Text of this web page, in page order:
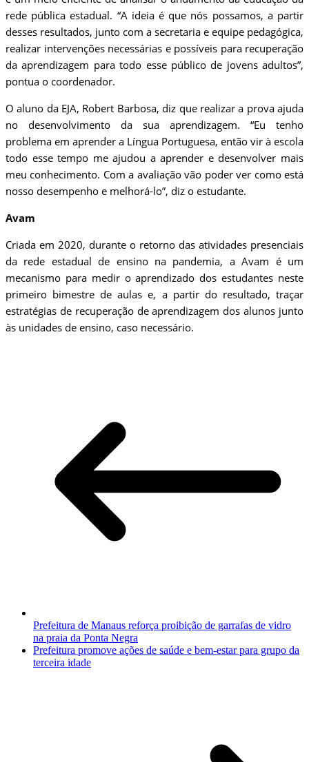
rede pública estadual. “A ideia é que nós possamos, a partir
desses resultados, junto com a secretaria e equipe pedagógica,
realizar intervenções necessárias e possíveis para recuperação
da aprendizagem para todo esse público de jovens adultos”,
pontua o coordenador.
O aluno da EJA, Robert Barbosa, diz que realizar a prova ajuda
no desenvolvimento da sua aprendizagem. “Eu tenho
problema em aprender a Língua Portuguesa, então vir à escola
todo esse tempo me ajudou a aprender e desenvolver mais
meu conhecimento. Com a avaliação vão poder ver como está
nosso desempenho e melhorá-lo”, diz o estudante.
Avam
Criada em 2020, durante o retorno das atividades presenciais
da rede estadual de ensino na pandemia, a Avam é um
mecanismo para medir o aprendizado dos estudantes neste
primeiro bimestre de aulas e, a partir do resultado, traçar
estratégias de recuperação de aprendizagem dos alunos junto
às unidades de ensino, caso necessário.
Prefeitura de Manaus reforça proibição de garrafas de vidro
na praia da Ponta Negra
Prefeitura promove ações de saúde e bem-estar para grupo da
terceira idade